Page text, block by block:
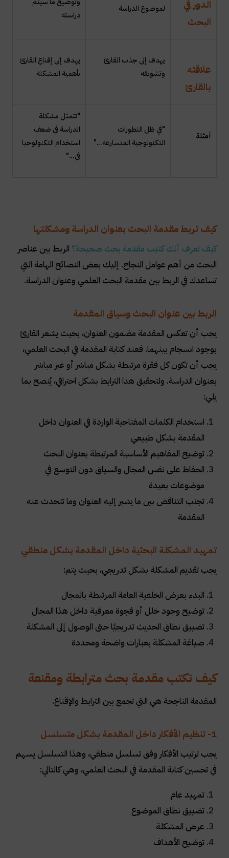
الدور في
البحث
لموضوع الدراسة
دراسته
علاقته
بالقارئ
يهدف إلى جذب القارئ
وتشويقه
يهدف إلى إقناع القارئ
بأهمية المشكلة
أمثلة
"في ظل التطورات
التكنولوجية المتسارعة..."
"تتمثل مشكلة
الدراسة في ضعف
استخدام التكنولوجيا
في..."
كيف تربط مقدمة البحث بعنوان الدراسة ومشكلتها
كيف تعرف أنك كتبت مقدمة بحث صحيحة؟ الربط بين عناصر
البحث من أهم عوامل النجاح. إليك بعض النصائح الهامة التي
تساعدك في الربط بين مقدمة البحث العلمي وعنوان الدراسة.
الربط بين عنوان البحث وسياق المقدمة
يجب أن تعكس المقدمة مضمون العنوان، بحيث يشعر القارئ
بوجود انسجام بينهما. فعند كتابة المقدمة في البحث العلمي،
يجب أن تكون كل فقرة مرتبطة بشكل مباشر أو غير مباشر
بعنوان الدراسة. ولتحقيق هذا الترابط بشكل احترافي، يُنصح بما
يلي:
استخدام الكلمات المفتاحية الواردة في العنوان داخل
المقدمة بشكل طبيعي
توضيح المفاهيم الأساسية المرتبطة بعنوان البحث
الحفاظ على نفس المجال والسياق دون التوسع في
موضوعات بعيدة
تجنب التناقض بين ما يشير إليه العنوان وما تتحدث عنه
المقدمة
تمهيد المشكلة البحثية داخل المقدمة بشكل منطقي
يجب تقديم المشكلة بشكل تدريجي، بحيث يتم:
البدء بعرض الخلفية العامة المرتبطة بالمجال
توضيح وجود خلل أو فجوة معرفية داخل هذا المجال
تضييق نطاق الحديث تدريجيًا حتى الوصول إلى المشكلة
صياغة المشكلة بعبارات واضحة ومحددة
كيف تكتب مقدمة بحث مترابطة ومقنعة
المقدمة الناجحة هي التي تجمع بين الترابط والإقناع.
1- تنظيم الأفكار داخل المقدمة بشكل متسلسل
يجب ترتيب الأفكار وفق تسلسل منطقي، وهذا التسلسل يسهم
في تحسين كتابة المقدمة في البحث العلمي، وهي كالتالي:
تمهيد عام
تضييق نطاق الموضوع
عرض المشكلة
توضيح الأهداف